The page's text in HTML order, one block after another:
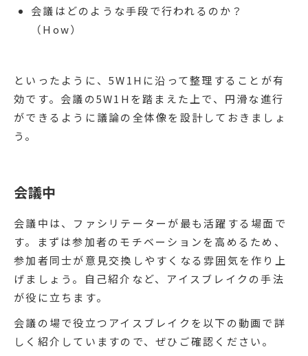
会議はどのような手段で行われるのか？
（How）
といったように、5W1Hに沿って整理することが有
効です。会議の5W1Hを踏まえた上で、円滑な進行
ができるように議論の全体像を設計しておきましょ
う。
会議中
会議中は、ファシリテーターが最も活躍する場面で
す。まずは参加者のモチベーションを高めるため、
参加者同士が意見交換しやすくなる雰囲気を作り上
げましょう。自己紹介など、アイスブレイクの手法
が役に立ちます。
会議の場で役立つアイスブレイクを以下の動画で詳
しく紹介していますので、ぜひご確認ください。